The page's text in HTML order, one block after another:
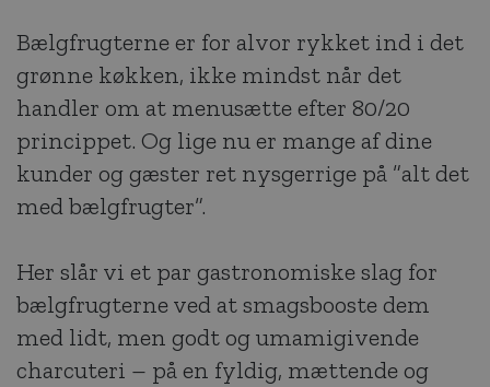
Bælgfrugterne er for alvor rykket ind i det
grønne køkken, ikke mindst når det
handler om at menusætte efter 80/20
princippet. Og lige nu er mange af dine
kunder og gæster ret nysgerrige på ”alt det
med bælgfrugter”.
Her slår vi et par gastronomiske slag for
bælgfrugterne ved at smagsbooste dem
med lidt, men godt og umamigivende
charcuteri – på en fyldig, mættende og